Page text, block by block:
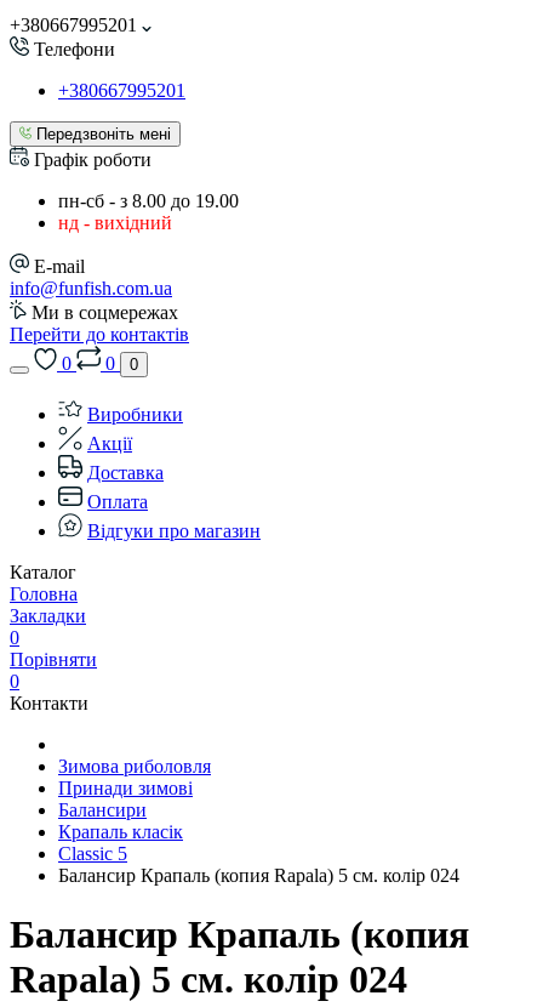
+380667995201
Телефони
+380667995201
Передзвоніть мені
Графік роботи
пн-сб - з 8.00 до 19.00
нд - вихідний
E-mail
info@funfish.com.ua
Ми в соцмережах
Перейти до контактів
0
0 0
Виробники
Акції
Доставка
Оплата
Відгуки про магазин
Каталог
Головна
Закладки
0
Порівняти
0
Контакти
Зимова риболовля
Принади зимові
Балансири
Крапаль класік
Classic 5
Балансир Крапаль (копия Rapala) 5 см. колір 024
Балансир Крапаль (копия
Rapala) 5 см. колір 024